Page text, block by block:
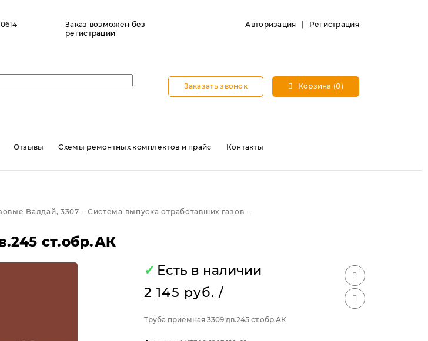
Заказ возможен без
регистрации
Авторизация Регистрация
Заказать звонок Корзина (0)
Отзывы Схемы ремонтных комплектов и прайс Контакты
Валдай, 3307
Система выпуска отработавших газов
ст.обр.АК
✓ Есть в наличии
2 145 руб. /
Труба приемная 3309 дв.245 ст.обр.АК